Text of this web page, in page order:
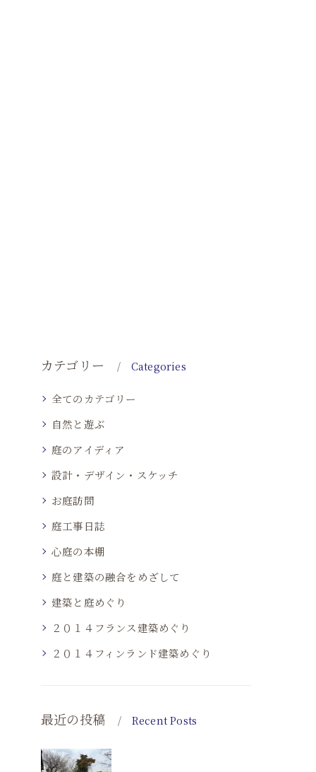
カテゴリー Categories
全てのカテゴリー
自然と遊ぶ
庭のアイディア
設計・デザイン・スケッチ
お庭訪問
庭工事日誌
心庭の本棚
庭と建築の融合をめざして
建築と庭めぐり
２０１４フランス建築めぐり
２０１４フィンランド建築めぐり
最近の投稿 Recent Posts